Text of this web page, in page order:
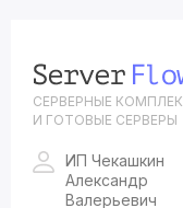
СЕРВЕРНЫЕ
И ГОТОВЫЕ СЕРВЕРЫ
ИП Чекашкин
Александр
Валерьевич